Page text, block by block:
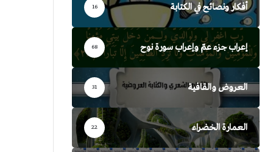
أفكار ونصائح في الكتابة 16
إعراب جزء عمّ وإعراب سورة نوح 68
العروض والقافية 31
العمارة الخضراء 22